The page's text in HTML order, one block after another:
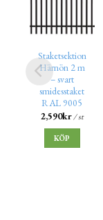
Staketsektion
Härnön 2 m
– svart
smidesstaket
RAL 9005
2,590kr/ st
KÖP